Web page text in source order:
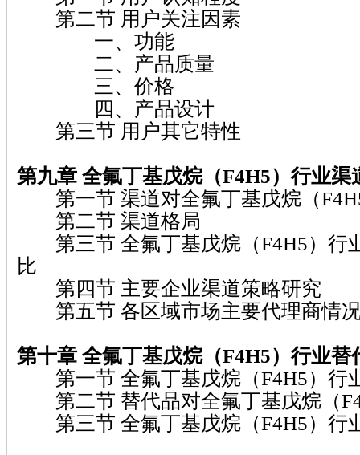
第二节 用户关注因素
一、功能
二、产品质量
三、价格
四、产品设计
第三节 用户其它特性
第九章 全氟丁基戊烷（F4H5）行业渠
第一节 渠道对全氟丁基戊烷（
第二节 渠道格局
第三节 全氟丁基戊烷（F4H5）行
比
第四节 主要企业渠道策略研究
第五节 各区域市场主要代理商情
第十章 全氟丁基戊烷（F4H5）行业替
第一节 全氟丁基戊烷（F4H5）行
第二节 替代品对全氟丁基戊烷（
第三节 全氟丁基戊烷（F4H5）行